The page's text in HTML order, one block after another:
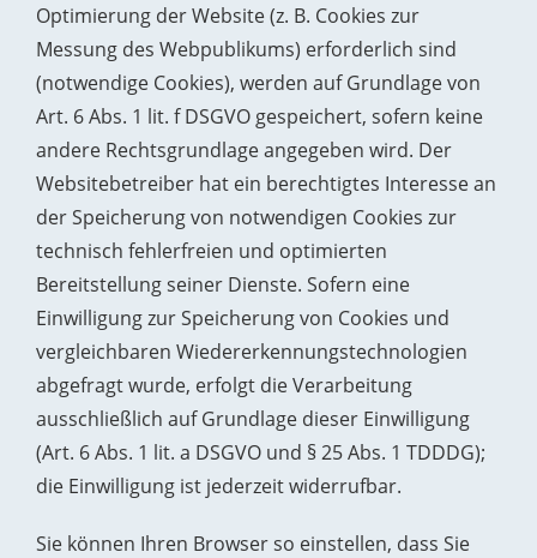
Optimierung der Website (z. B. Cookies zur
Messung des Webpublikums) erforderlich sind
(notwendige Cookies), werden auf Grundlage von
Art. 6 Abs. 1 lit. f DSGVO gespeichert, sofern keine
andere Rechtsgrundlage angegeben wird. Der
Websitebetreiber hat ein berechtigtes Interesse an
der Speicherung von notwendigen Cookies zur
technisch fehlerfreien und optimierten
Bereitstellung seiner Dienste. Sofern eine
Einwilligung zur Speicherung von Cookies und
vergleichbaren Wiedererkennungstechnologien
abgefragt wurde, erfolgt die Verarbeitung
ausschließlich auf Grundlage dieser Einwilligung
(Art. 6 Abs. 1 lit. a DSGVO und § 25 Abs. 1 TDDDG);
die Einwilligung ist jederzeit widerrufbar.
Sie können Ihren Browser so einstellen, dass Sie